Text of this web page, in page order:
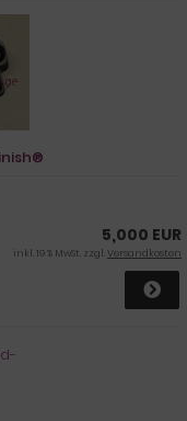
5,000 EUR
inkl. 19 % MwSt. zzgl.Versandkosten